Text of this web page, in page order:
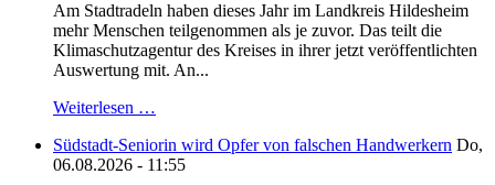
Am Stadtradeln haben dieses Jahr im Landkreis Hildesheim
mehr Menschen teilgenommen als je zuvor. Das teilt die
Klimaschutzagentur des Kreises in ihrer jetzt veröffentlichten
Auswertung mit. An...
Weiterlesen …
Südstadt-Seniorin wird Opfer von falschen Handwerkern Do,
06.08.2026 - 11:55